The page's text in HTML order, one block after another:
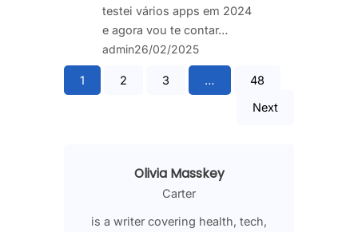
testei vários apps em 2024
e agora vou te contar…
admin26/02/2025
1 2 3 …
48
Next
Olivia Masskey
Carter
is a writer covering health, tech,